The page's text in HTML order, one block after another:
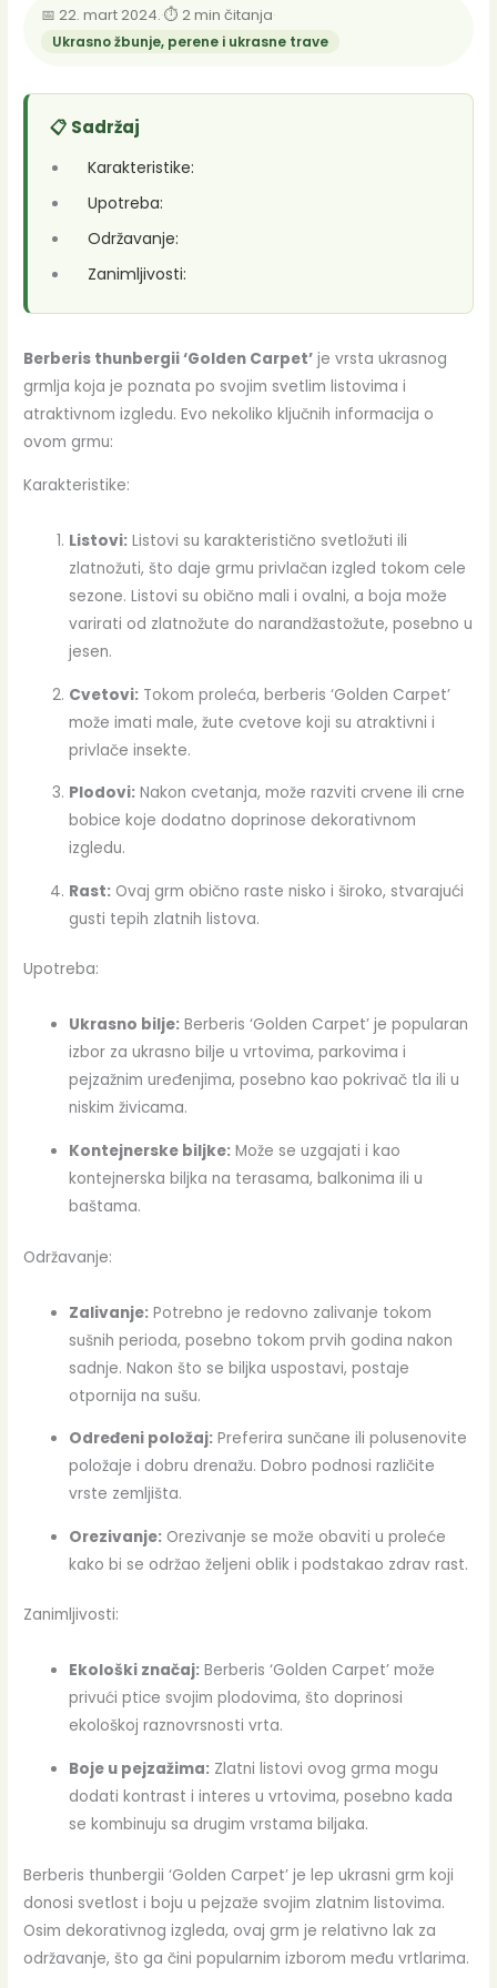
📅 22. mart 2024.·⏱ 2 min čitanja·
Ukrasno žbunje, perene i ukrasne trave
📋 Sadržaj
Karakteristike:
Upotreba:
Održavanje:
Zanimljivosti:
Berberis thunbergii ‘Golden Carpet’ je vrsta ukrasnog
grmlja koja je poznata po svojim svetlim listovima i
atraktivnom izgledu. Evo nekoliko ključnih informacija o
ovom grmu:
Karakteristike:
Listovi: Listovi su karakteristično svetložuti ili
zlatnožuti, što daje grmu privlačan izgled tokom cele
sezone. Listovi su obično mali i ovalni, a boja može
varirati od zlatnožute do narandžastožute, posebno u
jesen.
Cvetovi: Tokom proleća, berberis ‘Golden Carpet’
može imati male, žute cvetove koji su atraktivni i
privlače insekte.
Plodovi: Nakon cvetanja, može razviti crvene ili crne
bobice koje dodatno doprinose dekorativnom
izgledu.
Rast: Ovaj grm obično raste nisko i široko, stvarajući
gusti tepih zlatnih listova.
Upotreba:
Ukrasno bilje: Berberis ‘Golden Carpet’ je popularan
izbor za ukrasno bilje u vrtovima, parkovima i
pejzažnim uređenjima, posebno kao pokrivač tla ili u
niskim živicama.
Kontejnerske biljke: Može se uzgajati i kao
kontejnerska biljka na terasama, balkonima ili u
baštama.
Održavanje:
Zalivanje: Potrebno je redovno zalivanje tokom
sušnih perioda, posebno tokom prvih godina nakon
sadnje. Nakon što se biljka uspostavi, postaje
otpornija na sušu.
Određeni položaj: Preferira sunčane ili polusenovite
položaje i dobru drenažu. Dobro podnosi različite
vrste zemljišta.
Orezivanje: Orezivanje se može obaviti u proleće
kako bi se održao željeni oblik i podstakao zdrav rast.
Zanimljivosti:
Ekološki značaj: Berberis ‘Golden Carpet’ može
privući ptice svojim plodovima, što doprinosi
ekološkoj raznovrsnosti vrta.
Boje u pejzažima: Zlatni listovi ovog grma mogu
dodati kontrast i interes u vrtovima, posebno kada
se kombinuju sa drugim vrstama biljaka.
Berberis thunbergii ‘Golden Carpet’ je lep ukrasni grm koji
donosi svetlost i boju u pejzaže svojim zlatnim listovima.
Osim dekorativnog izgleda, ovaj grm je relativno lak za
održavanje, što ga čini popularnim izborom među vrtlarima.